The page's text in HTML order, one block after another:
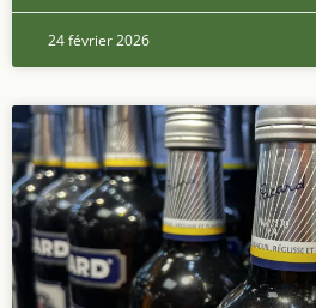
24 février 2026